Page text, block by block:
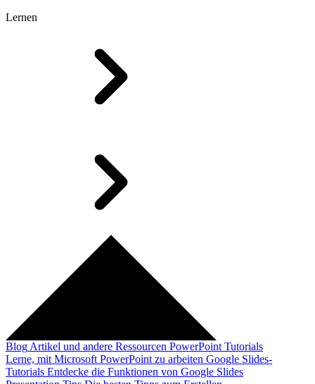
Lernen
Blog Artikel und andere Ressourcen PowerPoint Tutorials
Lerne, mit Microsoft PowerPoint zu arbeiten Google Slides-
Tutorials Entdecke die Funktionen von Google Slides